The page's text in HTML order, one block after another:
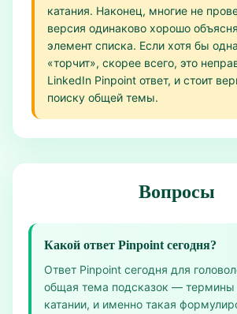
катания. Наконец, многие не
версия одинаково хорошо
элемент списка. Если хотя бы
«торчит», скорее всего, это
LinkedIn Pinpoint ответ, и стоит
поиску общей темы.
Вопросы
Какой ответ Pinpoint сегодня?
Ответ Pinpoint сегодня для
общая тема подсказок — термины
катании, и именно такая